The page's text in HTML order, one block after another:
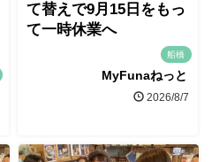
て替えで9月15日をもっ
て一時休業へ
船橋
MyFunaねっと
2026/8/7